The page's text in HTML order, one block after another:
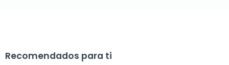
Recomendados para ti